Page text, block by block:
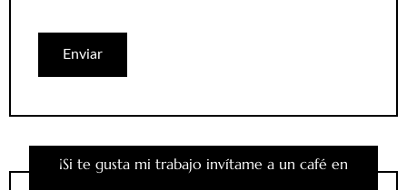
¡Si te gusta mi trabajo invítame a un café en